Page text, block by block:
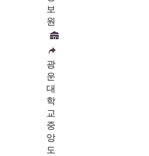
보
원
광
운
대
학
교
중
앙
도